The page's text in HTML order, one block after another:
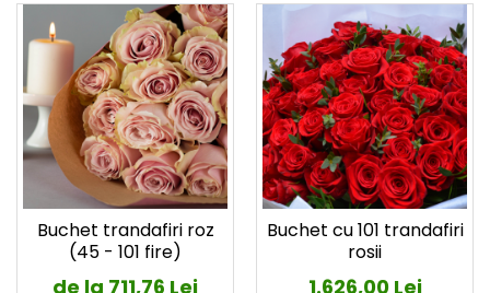
Buchet trandafiri roz
(45 - 101 fire)
de la 711,76 Lei
Buchet cu 101 trandafiri
rosii
1.626,00 Lei